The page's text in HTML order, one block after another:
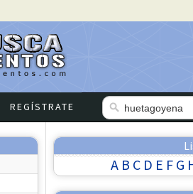
REGÍSTRATE
A B C D E F G